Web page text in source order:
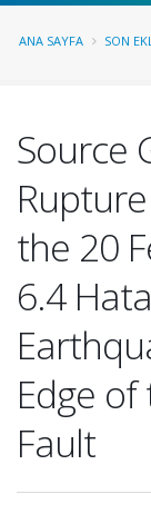
ANA SAYFA SON
Source
the 20
6.4
Edge
Fault